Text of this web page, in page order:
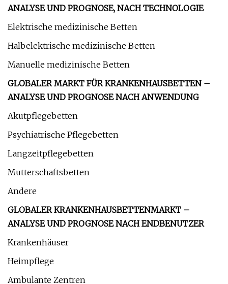
ANALYSE UND PROGNOSE, NACH TECHNOLOGIE
Elektrische medizinische Betten
Halbelektrische medizinische Betten
Manuelle medizinische Betten
GLOBALER MARKT FÜR KRANKENHAUSBETTEN –
ANALYSE UND PROGNOSE NACH ANWENDUNG
Akutpflegebetten
Psychiatrische Pflegebetten
Langzeitpflegebetten
Mutterschaftsbetten
Andere
GLOBALER KRANKENHAUSBETTENMARKT –
ANALYSE UND PROGNOSE NACH ENDBENUTZER
Krankenhäuser
Heimpflege
Ambulante Zentren